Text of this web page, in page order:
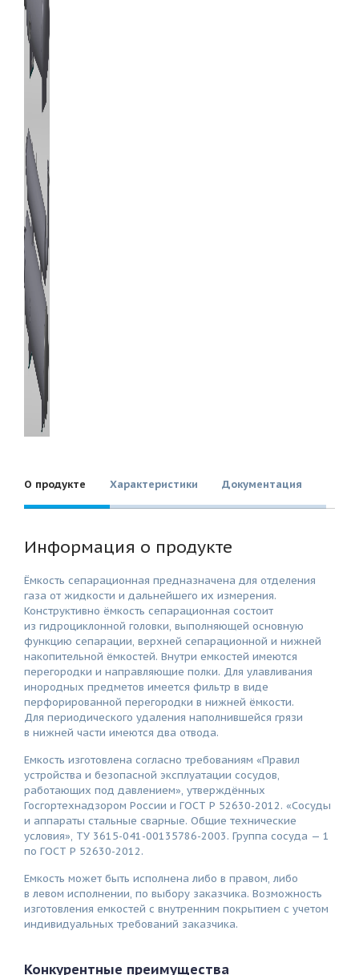
О продукте Характеристики Документация
Информация о продукте
Ёмкость сепарационная предназначена для отделения
газа от жидкости и дальнейшего их измерения.
Конструктивно ёмкость сепарационная состоит
из гидроциклонной головки, выполняющей основную
функцию сепарации, верхней сепарационной и нижней
накопительной ёмкостей. Внутри емкостей имеются
перегородки и направляющие полки. Для улавливания
инородных предметов имеется фильтр в виде
перфорированной перегородки в нижней ёмкости.
Для периодического удаления наполнившейся грязи
в нижней части имеются два отвода.
Емкость изготовлена согласно требованиям «Правил
устройства и безопасной эксплуатации сосудов,
работающих под давлением», утверждённых
Госгортехнадзором России и ГОСТ Р 52630-2012. «Сосуды
и аппараты стальные сварные. Общие технические
условия», ТУ 3615-041-00135786-2003. Группа сосуда — 1
по ГОСТ Р 52630-2012.
Емкость может быть исполнена либо в правом, либо
в левом исполнении, по выбору заказчика. Возможность
изготовления емкостей с внутренним покрытием с учетом
индивидуальных требований заказчика.
Конкурентные преимущества